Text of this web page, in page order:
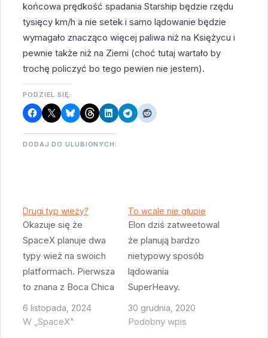
końcowa prędkość spadania Starship będzie rzędu
tysięcy km/h a nie setek i samo lądowanie będzie
wymagało znacząco więcej paliwa niż na Księżycu i
pewnie także niż na Ziemi (choć tutaj wartało by
trochę policzyć bo tego pewien nie jestem).
PODZIEL SIĘ:
DODAJ DO ULUBIONYCH:
Drugi typ wieży?
Okazuje się że
SpaceX planuje dwa
typy wież na swoich
platformach. Pierwsza
to znana z Boca Chica
uniwersalna wieża
która obsługuje
6 listopada, 2024
W „SpaceX"
To wcale nie głupie
Elon dziś zatweetowal
że planują bardzo
nietypowy sposób
lądowania
SuperHeavy.
zacznijmy od tego że
SuperHeavy nie
30 grudnia, 2020
Podobny wpis